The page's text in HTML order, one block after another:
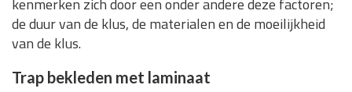
kenmerken zich door een onder andere deze factoren;
de duur van de klus, de materialen en de moeilijkheid
van de klus.
Trap bekleden met laminaat